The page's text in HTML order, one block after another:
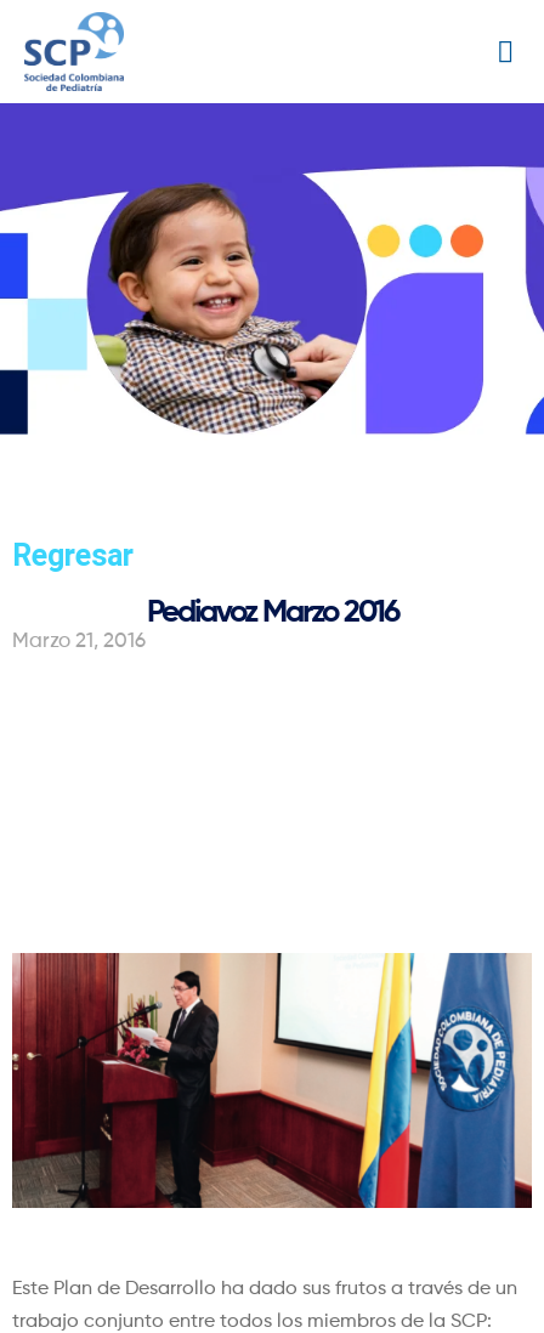
Regresar
Pediavoz Marzo 2016
Marzo 21, 2016
Este Plan de Desarrollo ha dado sus frutos a través de un
trabajo conjunto entre todos los miembros de la SCP: